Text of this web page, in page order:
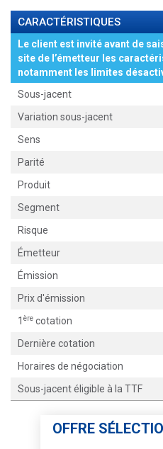
CARACTÉRISTIQUES
Le client est invité avant de
site de l’émetteur les
notamment les limites
Sous-jacent
Variation sous-jacent
Sens
Parité
Produit
Segment
Risque
Émetteur
Émission
Prix d'émission
1 ère cotation
Dernière cotation
Horaires de négociation
Sous-jacent éligible à la TTF
OFFRE